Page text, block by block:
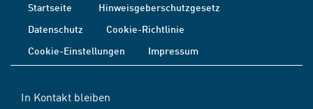
Startseite
Hinweisgeberschutzgesetz
Datenschutz
Cookie-Richtlinie
Cookie-Einstellungen
Impressum
In Kontakt bleiben